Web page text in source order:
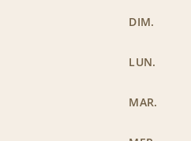
DIM.
LUN.
MAR.